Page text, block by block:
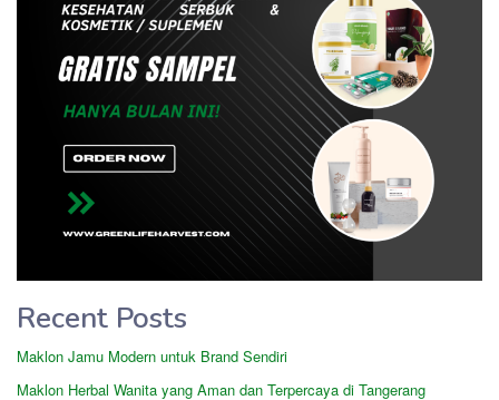
Recent Posts
Maklon Jamu Modern untuk Brand Sendiri
Maklon Herbal Wanita yang Aman dan Terpercaya di Tangerang